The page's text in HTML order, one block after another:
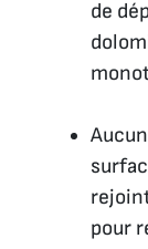
de
pour